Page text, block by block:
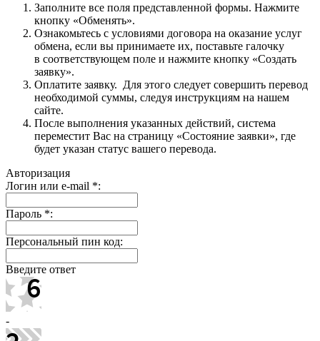
Заполните все поля представленной формы. Нажмите
кнопку «Обменять».
Ознакомьтесь с условиями договора на оказание услуг
обмена, если вы принимаете их, поставьте галочку
в соответствующем поле и нажмите кнопку «Создать
заявку».
Оплатите заявку. Для этого следует совершить перевод
необходимой суммы, следуя инструкциям на нашем
сайте.
После выполнения указанных действий, система
переместит Вас на страницу «Состояние заявки», где
будет указан статус вашего перевода.
Авторизация
Логин или e-mail *:
Пароль *:
Персональный пин код:
Введите ответ
-